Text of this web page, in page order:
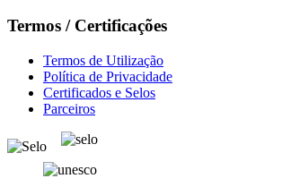
Termos / Certificações
Termos de Utilização
Política de Privacidade
Certificados e Selos
Parceiros